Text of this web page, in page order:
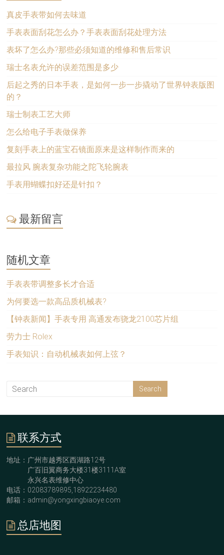
真皮手表带如何去味道
手表表面刮花怎么办？手表表面刮花处理方法
表坏了怎么办?那些必须知道的维修和售后常识
瑞士名表允许的误差范围是多少
后起之秀的日本手表，是如何一步一步撬动了世界钟表版图
的？
瑞士制表工艺大师
怎么给电子手表做保养
复刻手表上的蓝宝石镜面原来是这样制作而来的
最拉风 腕表复杂功能之陀飞轮腕表
手表用蝴蝶扣好还是针扣？
最新留言
随机文章
手表表带调整多长才合适
为何要选一款高品质机械表?
【钟表新闻】手表专用 高通发布骁龙2100芯片组
劳力士 Rolex
手表知识：自动机械表如何上弦？
联系方式
地址：广州市越秀区西湖路12号
广百旧翼商务大楼31楼3111A室
永兴名表维修中心
电话：02083789895,18922234480
邮箱：admin@yongxingbiaoye.com
总店地图